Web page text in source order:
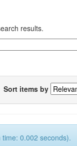
results.
Sort items by
0.002 seconds).